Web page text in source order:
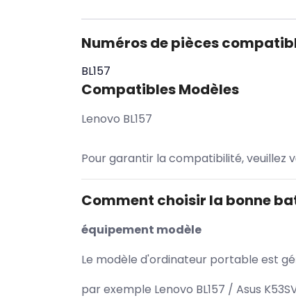
Numéros de pièces
BL157
Compatibles Modèles
Lenovo BL157
Pour garantir la compatibilité,
Comment choisir la bonne
équipement modèle
Le modèle d'ordinateur portable est
par exemple Lenovo BL157 / Asus